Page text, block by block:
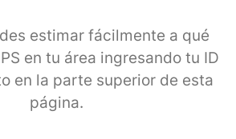
estimar fácilmente a qué
en tu área ingresando tu ID
en la parte superior de esta
página.